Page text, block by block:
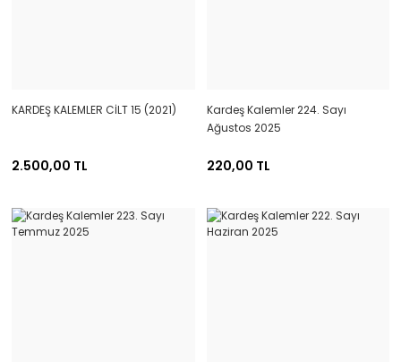
KARDEŞ KALEMLER CİLT 15 (2021)
2.500,00 TL
Kardeş Kalemler 224. Sayı
Ağustos 2025
220,00 TL